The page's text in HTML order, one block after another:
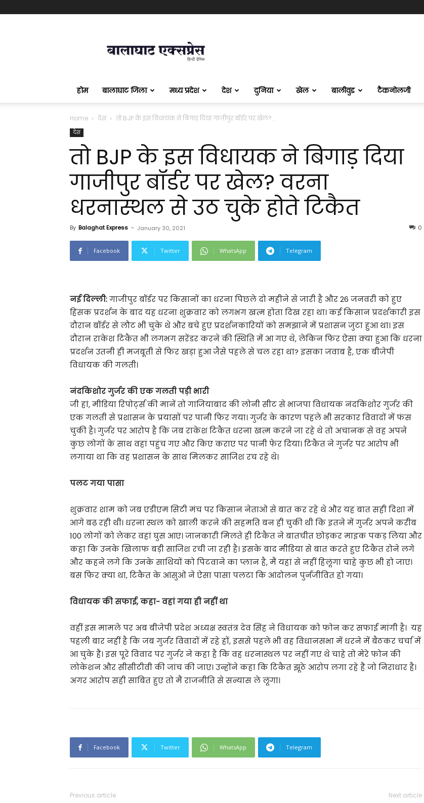
एक्सप्रेस
होम बालाघाट जिला मध्य प्रदेश देश दुनिया खेल बालीवुड टैकनोलजी
Home देश तो BJP के इस विधायक ने बिगाड़ दिया गाजीपुर बॉर्डर पर खेल?...
देश
तो BJP के इस विधायक ने बिगाड़ दिया
गाजीपुर बॉर्डर पर खेल? वरना
धरनास्थल से उठ चुके होते टिकैत
By Balaghat Express - January 30, 2021 0
Facebook Twitter WhatsApp Telegram
नई दिल्ली:गाजीपुर बॉर्डर पर किसानों का धरना पिछले दो महीने से जारी है और 26 जनवरी को हुए
हिंसक प्रदर्शन के बाद यह धरना शुक्रवार को लगभग खत्म होता दिख रहा था। कई किसान प्रदर्शकारी इस
दौरान बॉर्डर से लौट भी चुके थे और बचे हुए प्रदर्शनकारियों को समझाने में प्रशासन जुटा हुआ था। इस
दौरान राकेश टिकैत भी लगभग सरेंडर करने की स्थिति में आ गए थे, लेकिन फिर ऐसा क्या हुआ कि धरना
प्रदर्शन उतनी ही मजबूती से फिर खड़ा हुआ जैसे पहले से चल रहा था? इसका जवाब है, एक बीजेपी
विधायक की गलती।
नंदकिशोर गुर्जर की एक गलती पड़ी भारी
जी हां, मीडिया रिपोर्ट्स की मानें तो गाजियाबाद की लोनी सीट से भाजपा विधायक नंदकिशोर गुर्जर की
एक गलती से प्रशासन के प्रयासों पर पानी फिर गया। गुर्जर के कारण पहले भी सरकार विवादों में फंस
चुकी है। गुर्जर पर आरोप है कि जब राकेश टिकैत धरना खत्म करने जा रहे थे तो अचानक से वह अपने
कुछ लोगों के साथ वहां पहुंच गए और किए कराए पर पानी फेर दिया। टिकैत ने गुर्जर पर आरोप भी
लगाया था कि वह प्रशासन के साथ मिलकर साजिश रच रहे थे।
पलट गया पासा
शुक्रवार शाम को जब एडीएम सिटी मंच पर किसान नेताओं से बात कर रहे थे और यह बात सही दिशा में
आगे बढ़ रही थी। धरना स्थल को खाली करने की सहमति बन ही चुकी थी कि इतने में गुर्जर अपने करीब
100 लोगों को लेकर वहां घुस आए। जानकारी मिलते ही टिकैत ने बातचीत छोड़कर माइक पकड़ लिया और
कहा कि उनके खिलाफ बड़ी साजिश रची जा रही है। इसके बाद मीडिया से बात करते हुए टिकैत रोने लगे
और कहने लगे कि उनके साथियों को पिटवाने का प्लान है, मैं यहां से नहीं हिलूंगा चाहे कुछ भी हो जाए।
बस फिर क्या था, टिकैत के आंसुओं ने ऐसा पासा पलटा कि आंदोलन पुर्नजीवित हो गया।
विधायक की सफाई, कहा- वहां गया ही नहीं था
वहीं इस मामले पर अब बीजेपी प्रदेश अध्यक्ष स्वतंत्र देव सिंह ने विधायक को फोन कर सफाई मांगी है। यह
पहली बार नहीं है कि जब गुर्जर विवादों में रहे हों, इससे पहले भी वह विधानसभा में धरने में बैठकर चर्चा में
आ चुके हैं। इस पूरे विवाद पर गुर्जर ने कहा है कि वह धरनास्थल पर नहीं गए थे चाहे तो मेरे फोन की
लोकेशन और सीसीटीवी की जांच की जाए। उन्होंने कहा कि टिकैत झूठे आरोप लगा रहे हैं जो निराधार है।
अगर आरोप सही साबित हुए तो मैं राजनीति से सन्यास ले लूंगा।
Facebook Twitter WhatsApp Telegram
Previous article Next article